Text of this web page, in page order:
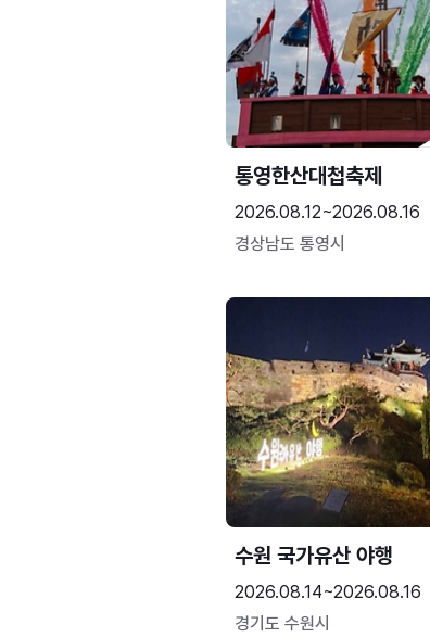
통영한산대첩축제
2026.08.12~2026.08.16
경상남도 통영시
수원 국가유산 야행
2026.08.14~2026.08.16
경기도 수원시